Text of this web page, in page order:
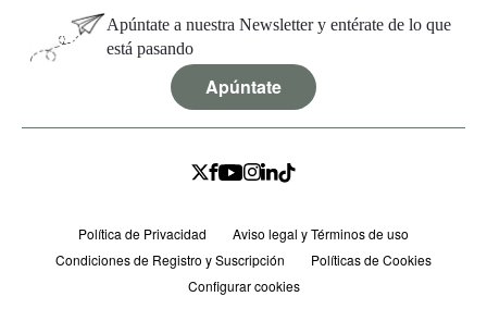
Apúntate a nuestra Newsletter y entérate de lo que
está pasando
Apúntate
Política de Privacidad
Aviso legal y Términos de uso
Condiciones de Registro y Suscripción
Políticas de Cookies
Configurar cookies